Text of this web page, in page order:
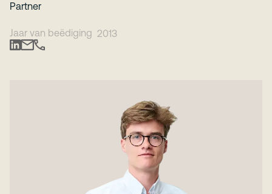
Partner
Jaar van beëdiging 2013